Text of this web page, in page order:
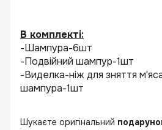
В комплекті:
-Шампура-6шт
-Подвійний шампур-1шт
-Виделка-ніж для зняття
шампура-1шт
Шукаєте оригінальний